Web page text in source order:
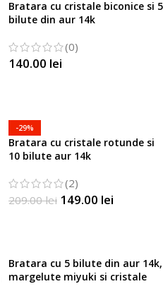
Bratara cu cristale biconice si 5
bilute din aur 14k
(0)
140.00 lei
-29%
Bratara cu cristale rotunde si
10 bilute aur 14k
(2)
209.00lei 149.00 lei
Bratara cu 5 bilute din aur 14k,
margelute miyuki si cristale